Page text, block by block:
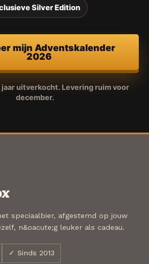
Silver Edition
mijn Adventskalender
2026
jaar uitverkocht. Levering ruim voor
december.
speciaalbier, afgestemd op jouw
n&oacute;g leuker als cadeau.
✓ Sinds 2013